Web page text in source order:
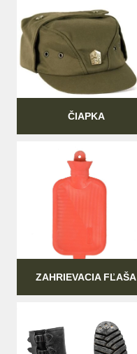
ČIAPKA
ZAHRIEVACIA FĽAŠA